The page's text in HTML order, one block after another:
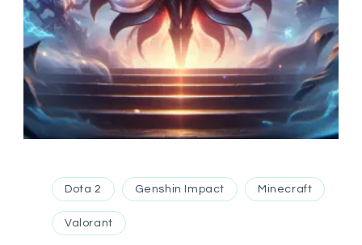
Dota 2 Genshin Impact Minecraft
Valorant